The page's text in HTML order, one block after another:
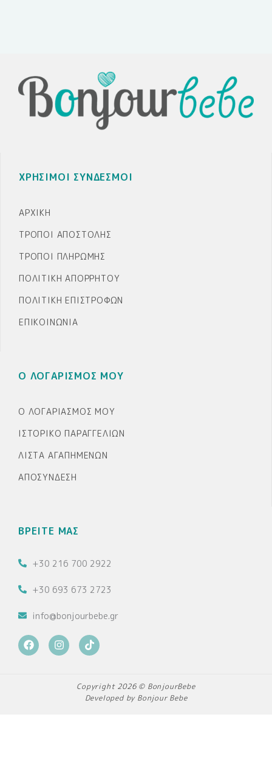
ΧΡΗΣΙΜΟΙ ΣΥΝΔΕΣΜΟΙ
ΑΡΧΙΚΉ
ΤΡΌΠΟΙ ΑΠΟΣΤΟΛΉΣ
ΤΡΌΠΟΙ ΠΛΗΡΩΜΉΣ
ΠΟΛΙΤΙΚΉ ΑΠΟΡΡΉΤΟΥ
ΠΟΛΙΤΙΚΉ ΕΠΙΣΤΡΟΦΏΝ
ΕΠΙΚΟΙΝΩΝΊΑ
Ο ΛΟΓΑΡΙΣΜΟΣ ΜΟΥ
Ο ΛΟΓΑΡΙΑΣΜΌΣ ΜΟΥ
ΙΣΤΟΡΙΚΌ ΠΑΡΑΓΓΕΛΙΏΝ
ΛΊΣΤΑ ΑΓΑΠΗΜΈΝΩΝ
ΑΠΟΣΎΝΔΕΣΗ
ΒΡΕΙΤΕ ΜΑΣ
+30 216 700 2922
+30 693 673 2723
info@bonjourbebe.gr
F
a
c
I
n
s
T
i
k
k
Copyright 2026 © BonjourBebe
Developed by Bonjour Bebe